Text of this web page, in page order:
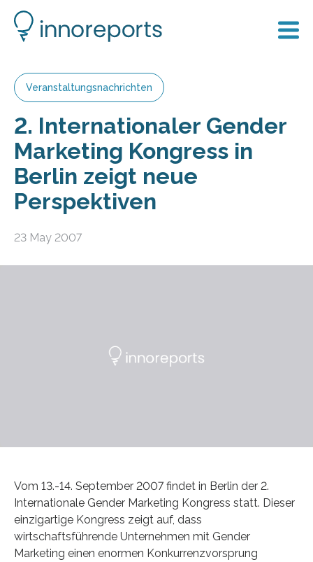
Veranstaltungsnachrichten
2. Internationaler Gender
Marketing Kongress in
Berlin zeigt neue
Perspektiven
23 May 2007
Vom 13.-14. September 2007 findet in Berlin der 2.
Internationale Gender Marketing Kongress statt. Dieser
einzigartige Kongress zeigt auf, dass
wirtschaftsführende Unternehmen mit Gender
Marketing einen enormen Konkurrenzvorsprung